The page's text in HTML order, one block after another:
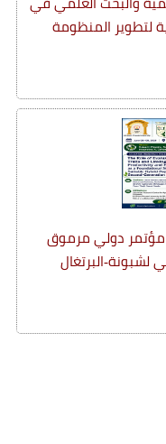
لتطوير المنظومة
مؤتمر دولي مرموق
لشبونة-البرتغال